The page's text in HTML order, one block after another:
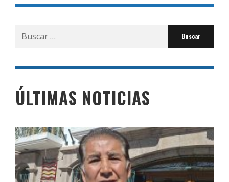
Buscar
por:
ÚLTIMAS NOTICIAS